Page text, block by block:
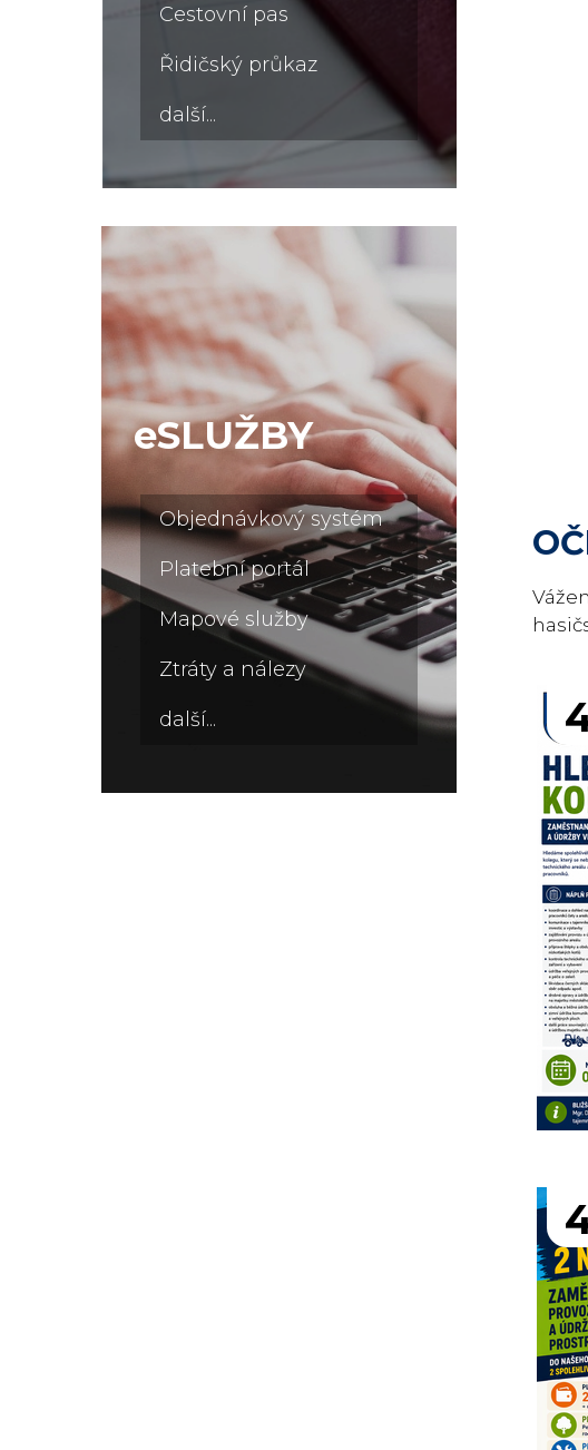
Cestovní pas
Řidičský průkaz
další...
eSLUŽBY
Objednávkový systém
Platební portál
Mapové služby
Ztráty a nálezy
další...